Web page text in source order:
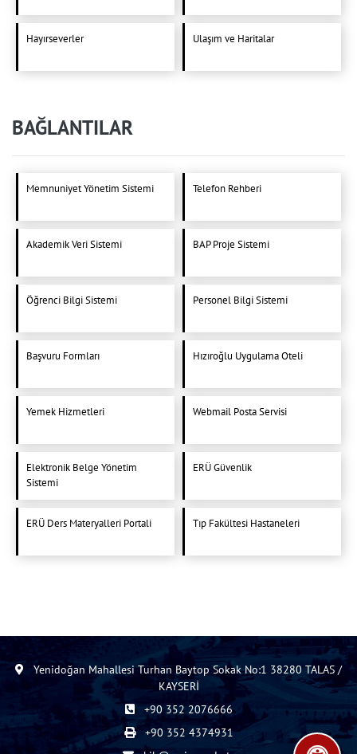
Hayırseverler Ulaşım ve Haritalar
BAĞLANTILAR
Memnuniyet Yönetim Sistemi Telefon Rehberi
Akademik Veri Sistemi BAP Proje Sistemi
Öğrenci Bilgi Sistemi Personel Bilgi Sistemi
Başvuru Formları Hızıroğlu Uygulama Oteli
Yemek Hizmetleri Webmail Posta Servisi
Elektronik Belge Yönetim
Sistemi
ERÜ Güvenlik
ERÜ Ders Materyalleri Portali Tıp Fakültesi Hastaneleri
Yenidoğan Mahallesi Turhan Baytop Sokak No:1 38280 TALAS /
KAYSERİ
+90 352 2076666
+90 352 4374931